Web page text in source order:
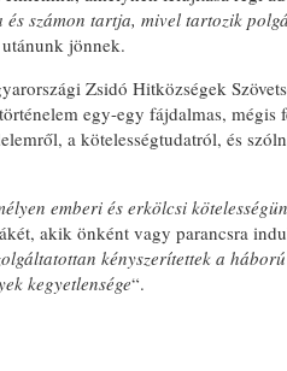
számon tartja, mivel tartozik
jönnek.
Zsidó Hitközségek
egy-egy fájdalmas,
a kötelességtudatról, és
emberi és erkölcsi
akik önként vagy parancsra
kényszerítettek a
kegyetlensége“.